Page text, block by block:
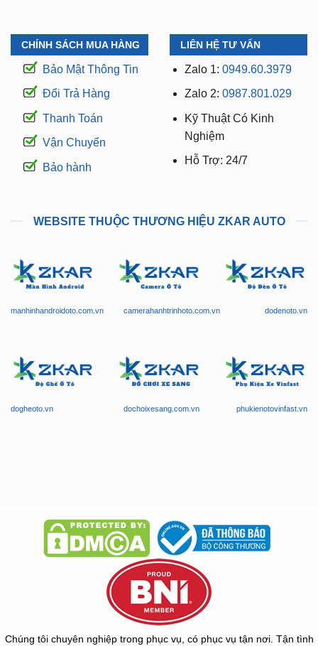
CHÍNH SÁCH MUA HÀNG
Bảo Mật Thông Tin
Đổi Trả Hàng
Thanh Toán
Vận Chuyển
Bảo hành
LIÊN HỆ TƯ VẤN
Zalo 1: 0949.60.3979
Zalo 2: 0987.801.029
Kỹ Thuật Có Kinh
Nghiệm
Hỗ Trợ: 24/7
WEBSITE THUỘC THƯƠNG HIỆU ZKAR AUTO
manhinhandroidoto.com.vn camerahanhtrinhoto.com.vn dodenoto.vn
dogheoto.vn dochoixesang.com.vn phukienotovinfast.vn
Chúng tôi chuyên nghiệp trong phục vụ, có phục vụ tận nơi. Tận tình